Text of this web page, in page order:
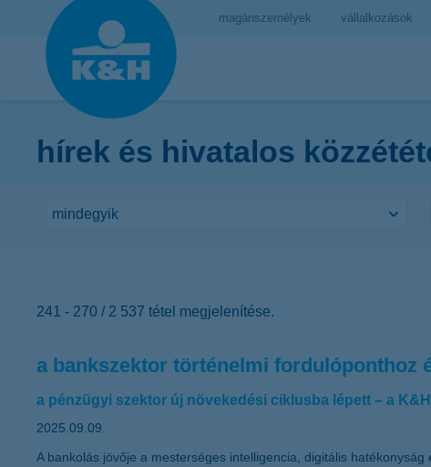
magánszemélyek vállalkozások
hírek és hivatalos
241 - 270 / 2 537 tétel megjelenítése.
a bankszektor történelmi fordulóponthoz
a pénzügyi szektor új növekedési ciklusba lépett – a
2025.09.09.
A bankolás jövője a mesterséges intelligencia, digitális